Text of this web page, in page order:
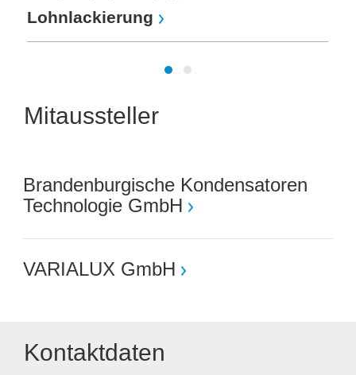
Lohnlackierung
Mitaussteller
Brandenburgische Kondensatoren
Technologie GmbH
VARIALUX GmbH
Kontaktdaten